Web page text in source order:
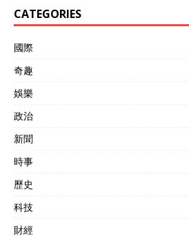
CATEGORIES
國際
奇趣
娛樂
政治
新聞
時事
歷史
科技
財經